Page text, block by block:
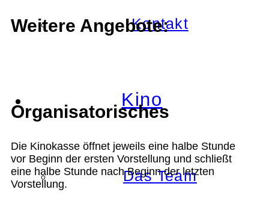
Kontakt
Kino
Das Team
Weitere Angebote:
Organisatorisches
Die Kinokasse öffnet jeweils eine halbe Stunde
vor Beginn der ersten Vorstellung und schließt
eine halbe Stunde nach Beginn der letzten
Vorstellung.